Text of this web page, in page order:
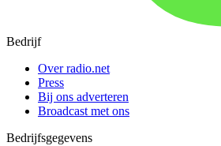
Bedrijf
Over radio.net
Press
Bij ons adverteren
Broadcast met ons
Bedrijfsgegevens